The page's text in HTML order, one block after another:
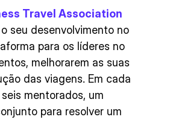
Travel Association
seu desenvolvimento no
para os líderes no
melhorarem as suas
das viagens. Em cada
mentorados, um
para resolver um